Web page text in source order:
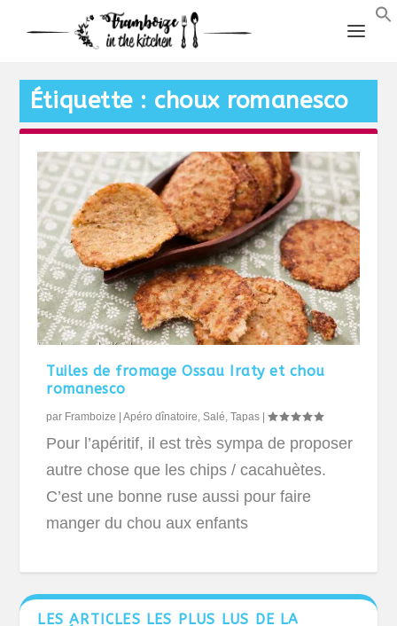
Étiquette : choux romanesco
Tuiles de fromage Ossau Iraty et chou
romanesco
par Framboize |Apéro dînatoire ,Salé ,Tapas |
Pour l’apéritif, il est très sympa de proposer
autre chose que les chips / cacahuètes.
C’est une bonne ruse aussi pour faire
manger du chou aux enfants
LES ARTICLES LES PLUS LUS DE LA